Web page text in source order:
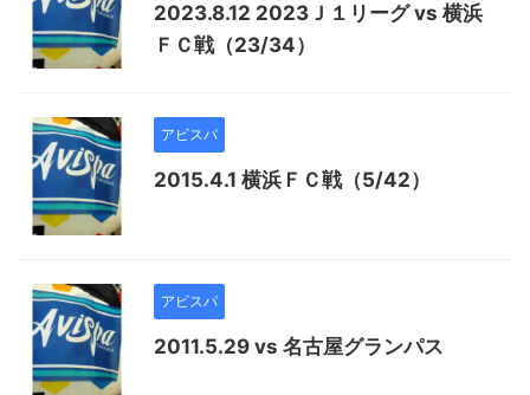
2023.8.12 2023Ｊ１リーグ vs 横浜
ＦＣ戦（23/34）
アビスパ
2015.4.1 横浜ＦＣ戦（5/42）
アビスパ
2011.5.29 vs 名古屋グランパス